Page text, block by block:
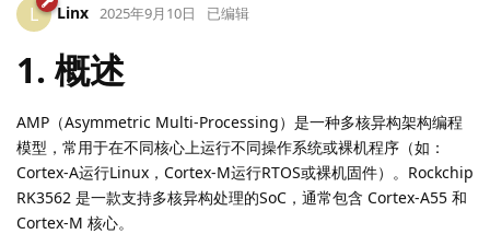
L Linx 2025年9月10日 已编辑
1. 概述
AMP（Asymmetric Multi-Processing）是一种多核异构架构编程
模型，常用于在不同核心上运行不同操作系统或裸机程序（如：
Cortex-A运行Linux，Cortex-M运行RTOS或裸机固件）。Rockchip
RK3562 是一款支持多核异构处理的SoC，通常包含 Cortex-A55 和
Cortex-M 核心。